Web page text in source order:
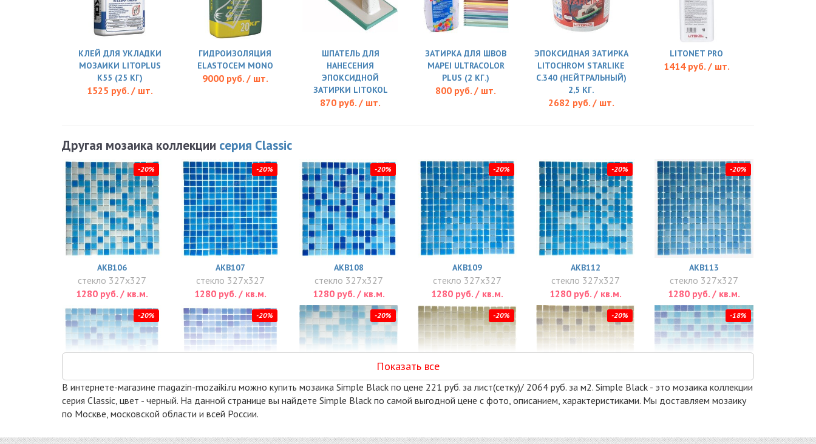
КЛЕЙ ДЛЯ УКЛАДКИ
МОЗАИКИ LITOPLUS
K55 (25 КГ)
1525 руб. / шт.
ГИДРОИЗОЛЯЦИЯ
ELASTOCEM MONO
9000 руб. / шт.
ШПАТЕЛЬ ДЛЯ
НАНЕСЕНИЯ
ЭПОКСИДНОЙ
ЗАТИРКИ LITOKOL
870 руб. / шт.
ЗАТИРКА ДЛЯ ШВОВ
MAPEI ULTRACOLOR
PLUS (2 КГ.)
800 руб. / шт.
ЭПОКСИДНАЯ ЗАТИРКА
LITOCHROM STARLIKE
C.340 (НЕЙТРАЛЬНЫЙ)
2,5 КГ.
2682 руб. / шт.
LITONET PRO
1414 руб. / шт.
Другая мозаика коллекции серия Classic
-20%
AKB106
стекло 327x327
1280 руб. / кв.м.
-20%
AKB107
стекло 327x327
1280 руб. / кв.м.
-20%
AKB108
стекло 327x327
1280 руб. / кв.м.
-20%
AKB109
стекло 327x327
1280 руб. / кв.м.
-20%
AKB112
стекло 327x327
1280 руб. / кв.м.
-20%
AKB113
стекло 327x327
1280 руб. / кв.м.
-20%
AKB114
1280 руб. / кв.м.
-20%
AKB115
1280 руб. / кв.м.
-20%
1280 руб. / кв.м.
-20%
1280 руб. / кв.м.
-20%
1280 руб. / кв.м.
-18%
1446 руб. / кв.м.
Показать все
В интернете-магазине magazin-mozaiki.ru можно купить мозаика Simple Black по цене 221 руб. за лист(сетку)/ 2064 руб. за м2. Simple Black - это мозаика коллекции
серия Classic, цвет - черный. На данной странице вы найдете Simple Black по самой выгодной цене с фото, описанием, характеристиками. Мы доставляем мозаику
по Москве, московской области и всей России.